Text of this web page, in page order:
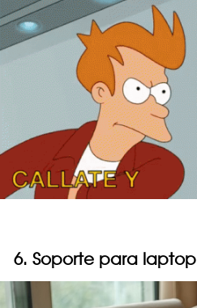
6. Soporte para laptop